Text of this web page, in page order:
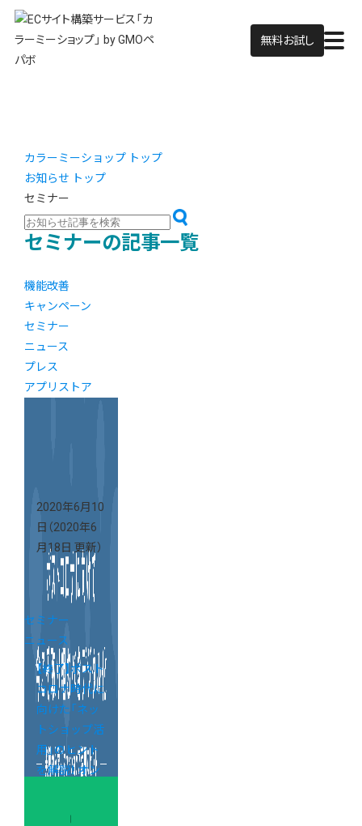
無料お試し
カラーミーショップ トップ
お知らせ トップ
セミナー
セミナーの記事一覧
機能改善
キャンペーン
セミナー
ニュース
プレス
アプリストア
2020年6月10
日 （2020年6
月18日 更新）
セミナー
ニュース
【終了】ポスト
コロナ時代に
向けた「ネッ
トショップ活
用」のヒント
を解説！ オン